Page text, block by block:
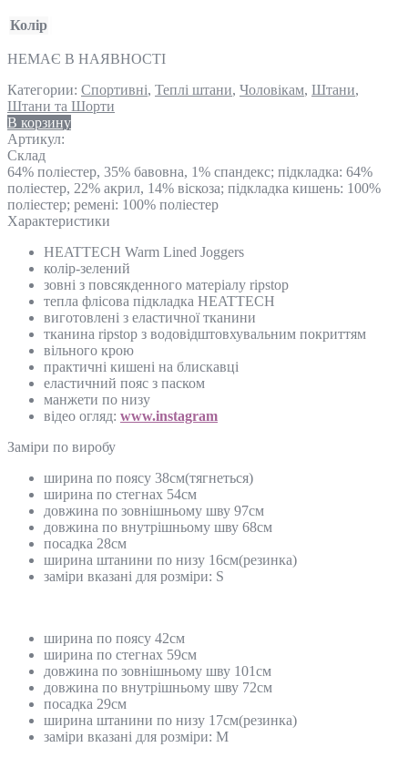
Колір
НЕМАЄ В НАЯВНОСТІ
Категории: Спортивні, Теплі штани, Чоловікам, Штани,
Штани та Шорти
В корзину
Артикул:
Склад
64% поліестер, 35% бавовна, 1% спандекс; підкладка: 64%
поліестер, 22% акрил, 14% віскоза; підкладка кишень: 100%
поліестер; ремені: 100% поліестер
Характеристики
HEATTECH Warm Lined Joggers
колір-зелений
зовні з повсякденного матеріалу ripstop
тепла флісова підкладка HEATTECH
виготовлені з еластичної тканини
тканина ripstop з водовідштовхувальним покриттям
вільного крою
практичні кишені на блискавці
еластичний пояс з паском
манжети по низу
відео огляд: www.instagram
Замiри по виробу
ширина по поясу 38см(тягнеться)
ширина по стегнах 54см
довжина по зовнішньому шву 97см
довжина по внутрішньому шву 68см
посадка 28см
ширина штанини по низу 16см(резинка)
заміри вказані для розміри: S
ширина по поясу 42см
ширина по стегнах 59см
довжина по зовнішньому шву 101см
довжина по внутрішньому шву 72см
посадка 29см
ширина штанини по низу 17см(резинка)
заміри вказані для розміри: М